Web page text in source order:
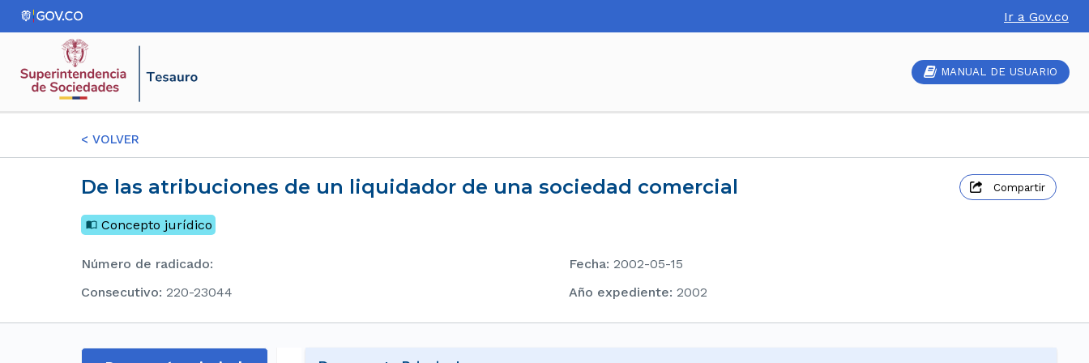
Ir a Gov.co
MANUAL DE USUARIO
< VOLVER
De las atribuciones de un liquidador de una sociedad comercial Compartir
Concepto jurídico
Número de radicado: Fecha: 2002-05-15
consecutivo: 220-23044 Año expediente: 2002